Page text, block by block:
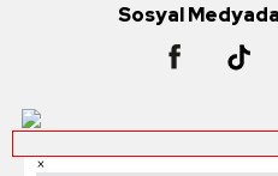
Sosyal
×